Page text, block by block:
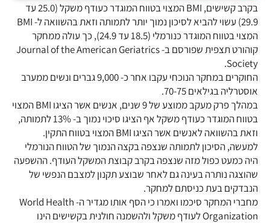
בקרב קשישים, BMI המצוי בטווח המוגדר כעודף משקל (25.0 עד
29.9) עשוי להביא לסיכון נמוך יותר לתמותה וזאת בהשוואה ל- BMI
המצוי בטווח המוגדר כנורמלי (18.5 עד 24.9), כך עולה ממחקר
קוהורט תצפית שפורסם ב- Journal of the American Geriatrics
Society.
החוקרים במחקר הנוכחי עקבו אחר כ- 9,000 גברים ונשים ממערב
אוסטרליה בגילאים 70-75.
במהלך פרק מעקב ממוצע של 9 שנים, אנשים אשר הציגו BMI המצוי
בטווח המוגדר כעודף משקל אף הציגו סיכוי נמוך ב- 13% לתמותה,
וזאת בהשוואה לאנשים אשר הציגו BMI המצוי בטווח התקין.
למעשה, הסיכון לתמותה שנצפה בקצה הנמוך של הטווח הנורמלי
היה כמעט כפול מזה שנצפה בקרב קבוצת המשקל העודף. ההשפעה
שהוצגה נותרה בעינה גם לאחר שבוצע תקנון למצבם הנפשי של
הנבדקים בעת כניסתם למחקר.
מחברי המחקר סיכמו ואמרו כי הסף אותו מגדיר ה- World Health
Organization לעודף משקל ולהשמנה חולנית בקשישים הינו